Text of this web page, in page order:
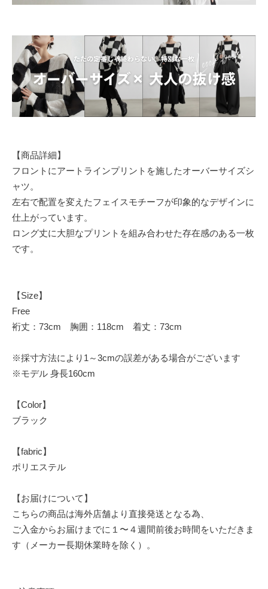
【商品詳細】
フロントにアートラインプリントを施したオーバーサイズシ
ャツ。
左右で配置を変えたフェイスモチーフが印象的なデザインに
仕上がっています。
ロング丈に大胆なプリントを組み合わせた存在感のある一枚
です。
【Size】
Free
裄丈：73cm 胸囲：118cm 着丈：73cm
※採寸方法により1～3cmの誤差がある場合がございます
※モデル 身長160cm
【Color】
ブラック
【fabric】
ポリエステル
【お届けについて】
こちらの商品は海外店舗より直接発送となる為、
ご入金からお届けまでに１〜４週間前後お時間をいただきま
す（メーカー長期休業時を除く）。